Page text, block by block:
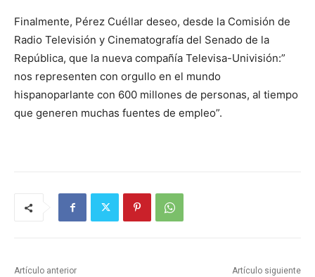
Finalmente, Pérez Cuéllar deseo, desde la Comisión de
Radio Televisión y Cinematografía del Senado de la
República, que la nueva compañía Televisa-Univisión:”
nos representen con orgullo en el mundo
hispanoparlante con 600 millones de personas, al tiempo
que generen muchas fuentes de empleo”.
Artículo anterior Artículo siguiente